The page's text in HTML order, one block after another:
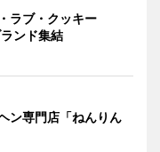
ラブ・クッキー
ンド集結
ン専門店「ねんりん